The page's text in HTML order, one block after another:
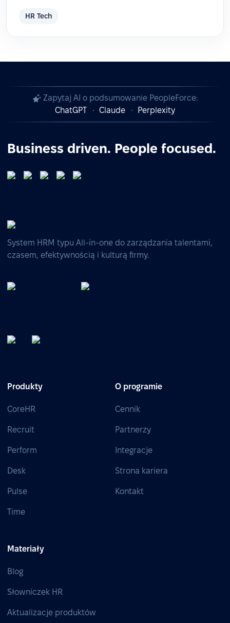
HR Tech
Zapytaj AI o podsumowanie PeopleForce:
ChatGPT
Claude Perplexity
Business driven. People focused.
System HRM typu All-in-one do zarządzania talentami,
czasem, efektywnością i kulturą firmy.
Produkty
CoreHR
Recruit
Perform
Desk
Pulse
Time
O programie
Cennik
Partnerzy
Integracje
Strona kariera
Kontakt
Materiały
Blog
Słowniczek HR
Aktualizacje produktów